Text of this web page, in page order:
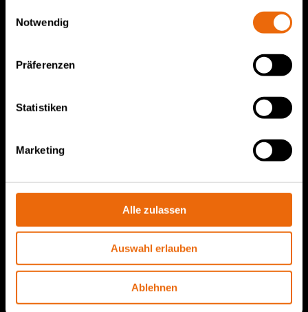
gesammelt haben.
Notwendig
Präferenzen
Statistiken
Marketing
Alle zulassen
Auswahl erlauben
Ablehnen
Produkte von TANA
TANA Scheibensieb
Service und Vertrieb